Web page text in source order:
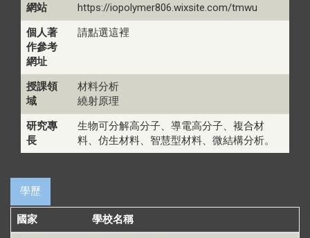
網站
https://iopolymer806.wixsite.com/tmwu
個人著
作參考
網址
請點選這裡
授課領
域
材料分析
繞射原理
研究專
長
生物可分解高分子、導電高分子、複合材
料、仿生材料、智慧型材料、微結構分析。
學歷
國家 學校名稱